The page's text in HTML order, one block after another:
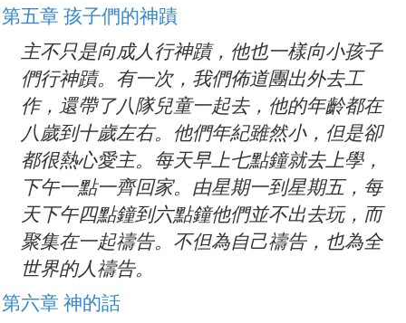
第五章 孩子們的神蹟
主不只是向成人行神蹟，他也一樣向小孩子
們行神蹟。有一次，我們佈道團出外去工
作，還帶了八隊兒童一起去，他的年齡都在
八歲到十歲左右。他們年紀雖然小，但是卻
都很熱心愛主。每天早上七點鐘就去上學，
下午一點一齊回家。由星期一到星期五，每
天下午四點鐘到六點鐘他們並不出去玩，而
聚集在一起禱告。不但為自己禱告，也為全
世界的人禱告。
第六章 神的話